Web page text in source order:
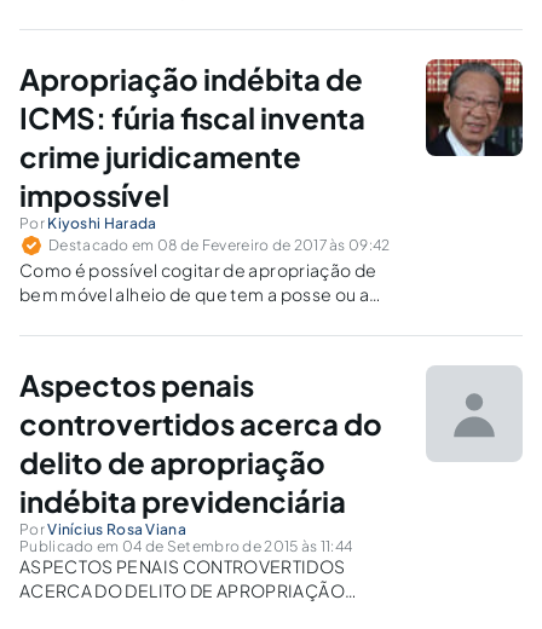
presentes na mídia e, geralmente, até mesmo
Apropriação indébita de
ICMS: fúria fiscal inventa
crime juridicamente
impossível
Por Kiyoshi Harada
Destacado em 08 de Fevereiro de 2017 às 09:42
Como é possível cogitar de apropriação de
bem móvel alheio de que tem a posse ou a
está fazendo uma equiparação atípica com a
de apropriação indébita da contribuição social
retida na fonte e não repassada à previdência
social.
Aspectos penais
controvertidos acerca do
delito de apropriação
indébita previdenciária
PorVinícius Rosa Viana
Publicado em 04 de Setembro de 2015 às 11:44
ASPECTOS PENAIS CONTROVERTIDOS
ACERCA DO DELITO DE APROPRIAÇÃO